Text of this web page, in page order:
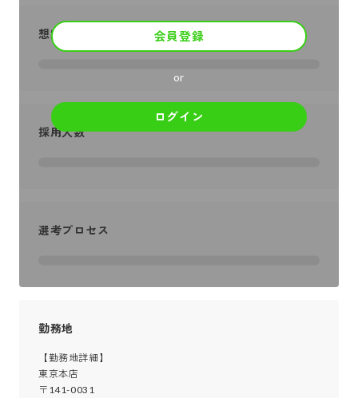
会員登録
or
ログイン
想定年収
採用人数
選考プロセス
勤務地
【勤務地詳細】
東京本店
〒141-0031